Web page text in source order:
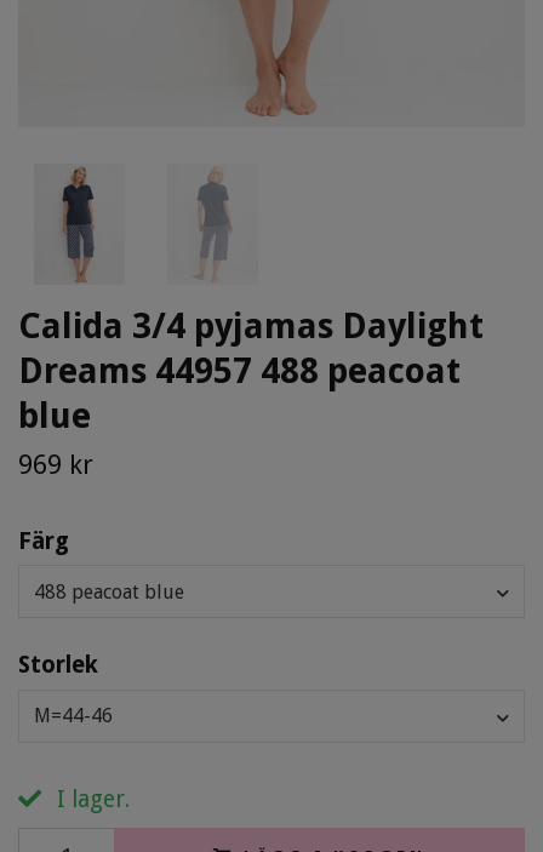
Calida 3/4 pyjamas Daylight
Dreams 44957 488 peacoat
blue
969 kr
Färg
488 peacoat blue
Storlek
M=44-46
I lager.